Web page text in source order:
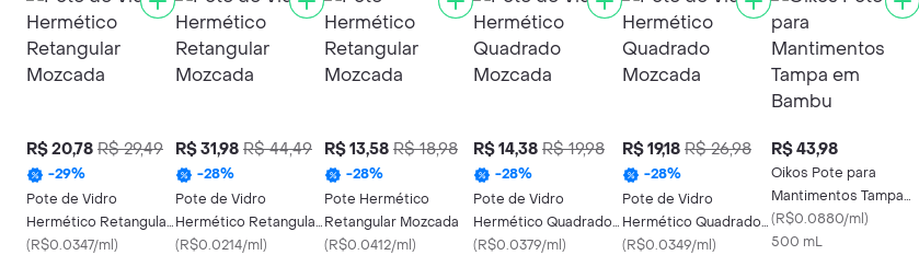
R$ 20,78 R$ 29,49
-29%
Pote de Vidro
Hermético Retangular
Mozcada
(R$0.0347/ml)
R$ 31,98 R$ 44,49
-28%
Pote de Vidro
Hermético Retangular
Mozcada
(R$0.0214/ml)
R$ 13,58 R$ 18,98
-28%
Pote Hermético
Retangular Mozcada
(R$0.0412/ml)
R$ 14,38 R$ 19,98
-28%
Pote de Vidro
Hermético Quadrado
Mozcada
(R$0.0379/ml)
R$ 19,18 R$ 26,98
-28%
Pote de Vidro
Hermético Quadrado
Mozcada
(R$0.0349/ml)
R$ 43,98
Oikos Pote para
Mantimentos Tampa
em Bambu
(R$0.0880/ml)
500 mL